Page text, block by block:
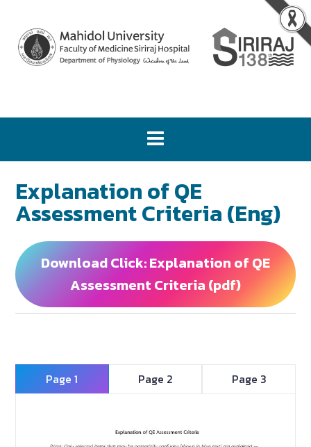
Explanation of QE
Assessment Criteria (Eng)
Download Click: Explanation of QE
Assessment Criteria (pdf)
Page 1 Page 2 Page 3